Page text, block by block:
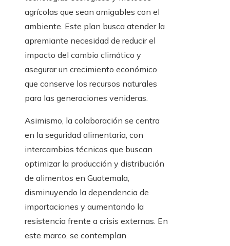
agrícolas que sean amigables con el
ambiente. Este plan busca atender la
apremiante necesidad de reducir el
impacto del cambio climático y
asegurar un crecimiento económico
que conserve los recursos naturales
para las generaciones venideras.
Asimismo, la colaboración se centra
en la seguridad alimentaria, con
intercambios técnicos que buscan
optimizar la producción y distribución
de alimentos en Guatemala,
disminuyendo la dependencia de
importaciones y aumentando la
resistencia frente a crisis externas. En
este marco, se contemplan